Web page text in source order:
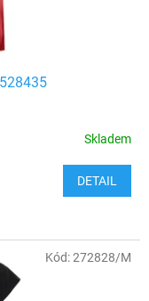
Skladem
DETAIL
Kód:272828/M